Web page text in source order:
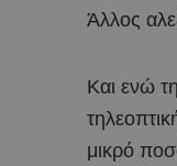
Άλλος
Και ενώ
μικρό